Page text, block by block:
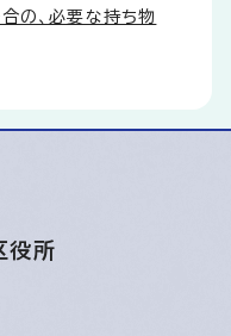
の、必要な持ち物
役所